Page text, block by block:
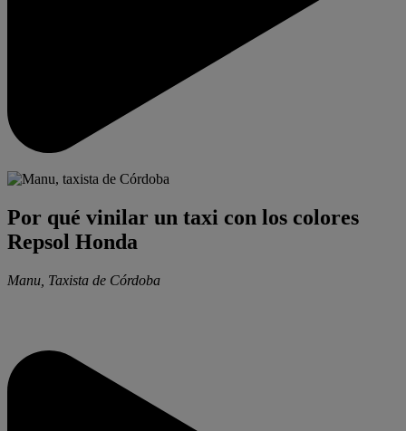
Por qué vinilar un taxi con los colores
Repsol Honda
Manu, Taxista de Córdoba